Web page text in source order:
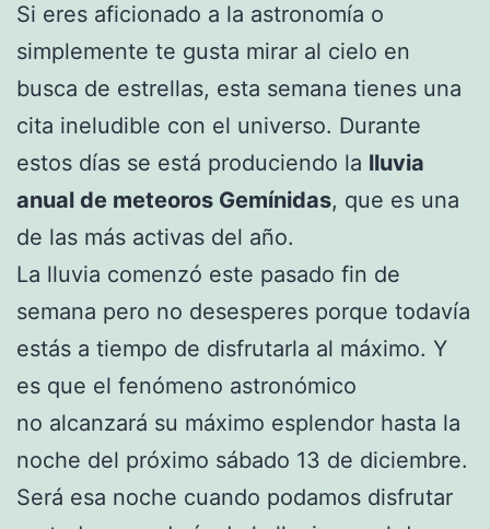
Si eres aficionado a la astronomía o
simplemente te gusta mirar al cielo en
busca de estrellas, esta semana tienes una
cita ineludible con el universo. Durante
estos días se está produciendo la lluvia
anual de meteoros Gemínidas, que es una
de las más activas del año.
La lluvia comenzó este pasado fin de
semana pero no desesperes porque todavía
estás a tiempo de disfrutarla al máximo. Y
es que el fenómeno astronómico
no alcanzará su máximo esplendor hasta la
noche del próximo sábado 13 de diciembre.
Será esa noche cuando podamos disfrutar